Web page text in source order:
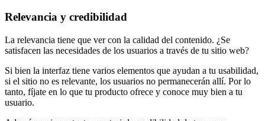
Relevancia y credibilidad
La relevancia tiene que ver con la calidad del contenido. ¿Se
satisfacen las necesidades de los usuarios a través de tu sitio web?
Si bien la interfaz tiene varios elementos que ayudan a tu usabilidad,
si el sitio no es relevante, los usuarios no permanecerán allí. Por lo
tanto, fíjate en lo que tu producto ofrece y conoce muy bien a tu
usuario.